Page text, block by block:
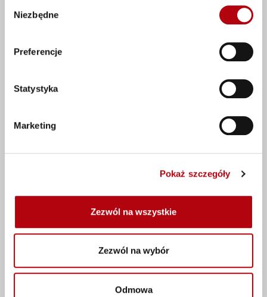
zgody
Niezbędne
Preferencje
Statystyka
Marketing
Pokaż szczegóły
Zezwól na wszystkie
Zezwól na wybór
Odmowa
Potwierdź, że akceptujesz naszą
sposób wykorzystujemy dane osobowe, oraz
jak zmienić swój wybór. W przypadku chęci
marketingowej Harvey Nash, prosimy o
wiadomoscią zatytuowaną 'unsubscribe'
Prześlij swoją aplikację